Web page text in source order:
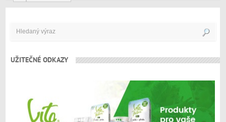
UŽITEČNÉ ODKAZY